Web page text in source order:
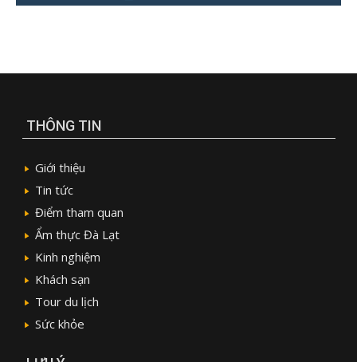
THÔNG TIN
Giới thiệu
Tin tức
Điểm tham quan
Ẩm thực Đà Lạt
Kinh nghiệm
Khách sạn
Tour du lịch
Sức khỏe